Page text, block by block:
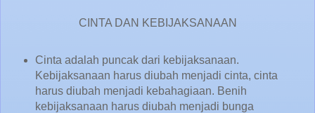
CINTA DAN KEBIJAKSANAAN
Cinta adalah puncak dari kebijaksanaan.
Kebijaksanaan harus diubah menjadi cinta, cinta
harus diubah menjadi kebahagiaan. Benih
kebijaksanaan harus diubah menjadi bunga